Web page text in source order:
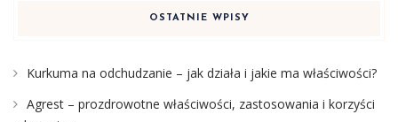
OSTATNIE WPISY
Kurkuma na odchudzanie – jak działa i jakie ma właściwości?
Agrest – prozdrowotne właściwości, zastosowania i korzyści